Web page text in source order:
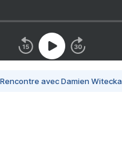
avec Damien Witecka